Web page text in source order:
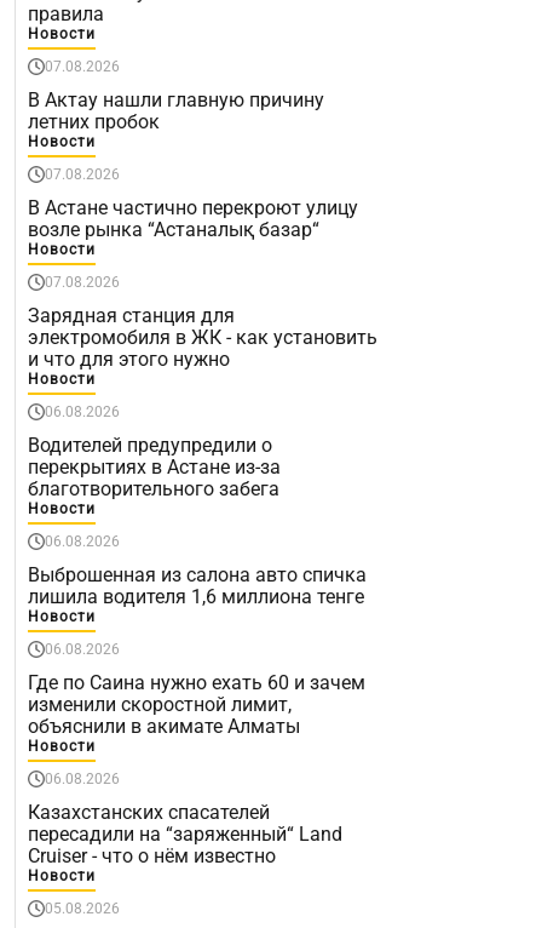
правила
Новости
07.08.2026
В Актау нашли главную причину
летних пробок
Новости
07.08.2026
В Астане частично перекроют улицу
возле рынка “Астаналық базар“
Новости
07.08.2026
Зарядная станция для
электромобиля в ЖК - как установить
и что для этого нужно
Новости
06.08.2026
Водителей предупредили о
перекрытиях в Астане из-за
благотворительного забега
Новости
06.08.2026
Выброшенная из салона авто спичка
лишила водителя 1,6 миллиона тенге
Новости
06.08.2026
Где по Саина нужно ехать 60 и зачем
изменили скоростной лимит,
объяснили в акимате Алматы
Новости
06.08.2026
Казахстанских спасателей
пересадили на “заряженный“ Land
Cruiser - что о нём известно
Новости
05.08.2026